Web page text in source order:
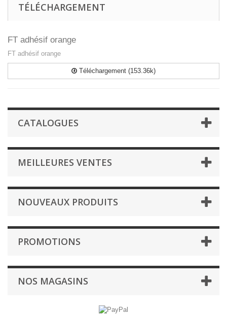
TÉLÉCHARGEMENT
FT adhésif orange
FT adhésif orange
Téléchargement (153.36k)
CATALOGUES
MEILLEURES VENTES
NOUVEAUX PRODUITS
PROMOTIONS
NOS MAGASINS